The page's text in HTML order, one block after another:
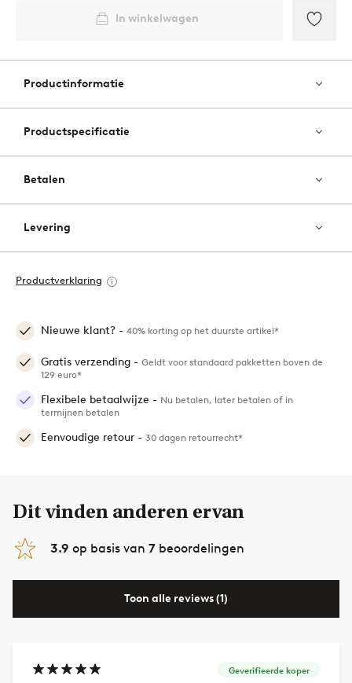
In winkelwagen
aan
Productinformatie
Productspecificatie
Betalen
Levering
Productverklaring
Nieuwe klant? - 40% korting op het duurste artikel*
Gratis verzending - Geldt voor standaard pakketten boven de
129 euro*
Flexibele betaalwijze - Nu betalen, later betalen of in
termijnen betalen
Eenvoudige retour - 30 dagen retourrecht*
Dit vinden anderen ervan
3.9 op basis van 7 beoordelingen
Toon alle reviews (1)
Geverifieerde koper